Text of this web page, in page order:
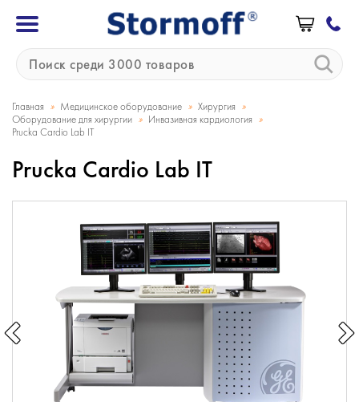
Главная » Медицинское оборудование » Хирургия »
Оборудование для хирургии » Инвазивная кардиология »
Prucka Cardio Lab IT
Prucka Cardio Lab IT